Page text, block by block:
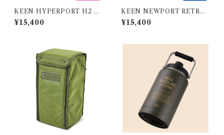
KEEN HYPERPORT H2 W
OMEN キーン ハイパーポー
ト エイチツー ウィメンズ
¥15,400
KEEN NEWPORT RETRO
MEN キーン ニューポート レ
トロ メンズ
¥15,400